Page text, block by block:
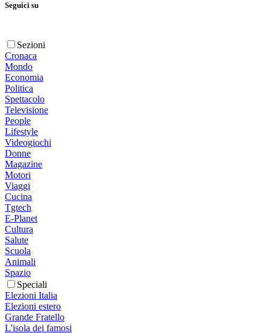
Seguici su
Sezioni
Cronaca
Mondo
Economia
Politica
Spettacolo
Televisione
People
Lifestyle
Videogiochi
Donne
Magazine
Motori
Viaggi
Cucina
Tgtech
E-Planet
Cultura
Salute
Scuola
Animali
Spazio
Speciali
Elezioni Italia
Elezioni estero
Grande Fratello
L'isola dei famosi